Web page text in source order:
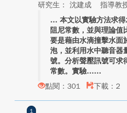
研究生： 沈建成
指導教
本文以實驗方法求
阻尼常數，並與理論值
要是藉由水滴撞擊水面
泡，並利用水中聽音器
號。分析聲壓訊號可求
常數。實驗...
點閱：301
下載：2
1